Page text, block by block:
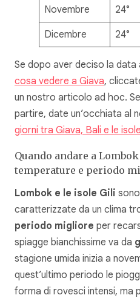
Novembre 24°
Dicembre 24°
Se dopo aver deciso la data
cosa vedere a Giava,
un nostro articolo ad hoc.
partire, date un’occhiata al
giorni tra Giava, Bali e le
Quando andare a
temperature e periodo
Lombok e le isole Gili
caratterizzate da un clima
periodo migliore per
spiagge bianchissime va da
stagione umida inizia a
quest’ultimo periodo le
forma di rovesci intensi, ma